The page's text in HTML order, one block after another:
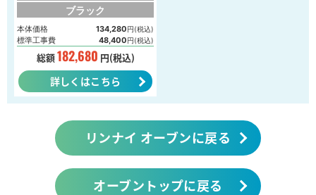
ブラック
本体価格 134,280円(税込)
標準工事費 48,400円(税込)
総額182,680 円(税込)
詳しくはこちら
リンナイ オーブンに戻る
オーブントップに戻る